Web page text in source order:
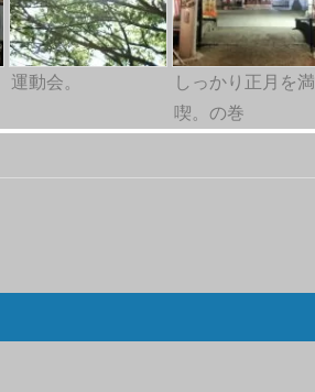
運動会。
しっかり正月を満
喫。の巻